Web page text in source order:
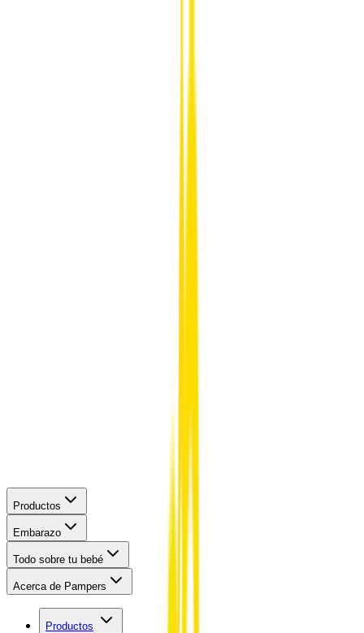
Productos
Embarazo
Todo sobre tu bebé
Acerca de Pampers
Productos